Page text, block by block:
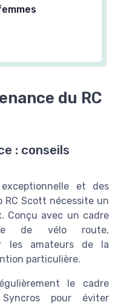
du RC
: conseils
et des
RC Scott nécessite un
Conçu avec un cadre
de vélo route,
les amateurs de la
particulière.
le cadre
pour éviter